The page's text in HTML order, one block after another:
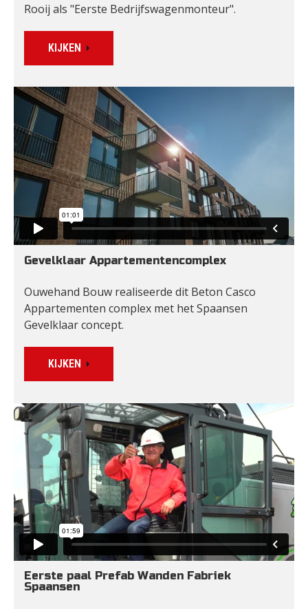
Rooij als "Eerste Bedrijfswagenmonteur".
KIJKEN
Ouwehand Bouw realiseerde dit Beton Casco
Appartementen complex met het Spaansen
Gevelklaar concept.
KIJKEN
Eerste paal Prefab Wanden Fabriek
Spaansen